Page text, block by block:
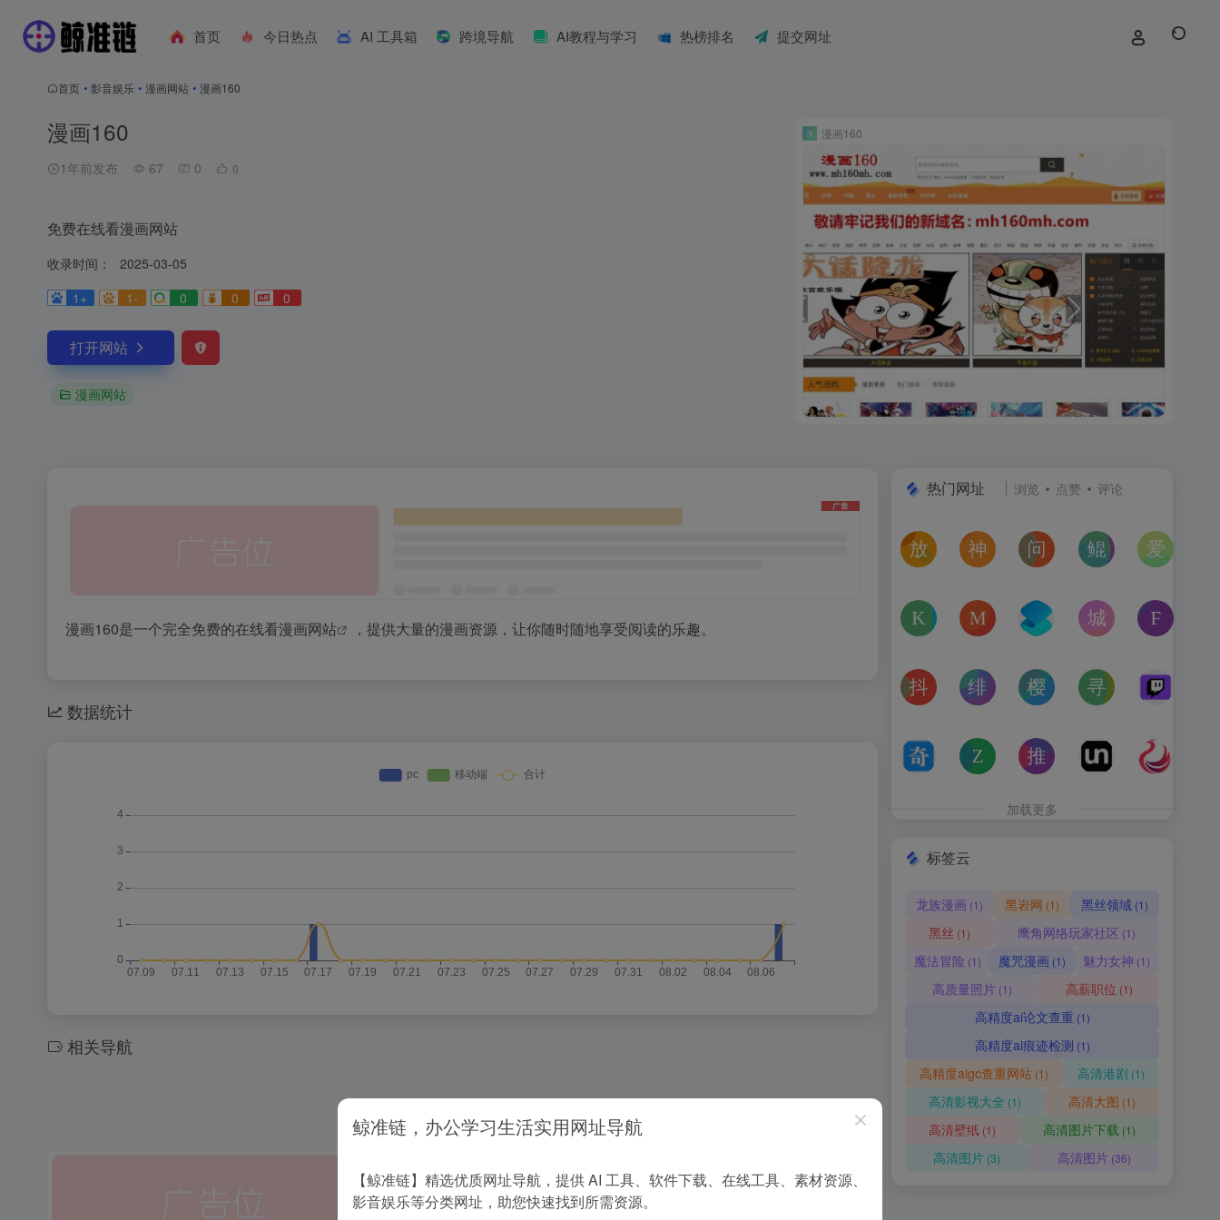
首页 今日热点 AI 工具箱 跨境导航 AI教程与学习 热榜排名 提交网址
首页 • 影音娱乐 • 漫画网站 • 漫画160
漫画160
1年前发布 67 0 0
免费在线看漫画网站
收录时间：
2025-03-05
1+
1- 0 0 0
打开网站
漫画网站
漫画160
漫画160是一个完全免费的在线看漫画网站 ，提供大量的漫画资源，让你随时随地享受阅读的乐趣。
数据统计
相关导航
热门网址 浏览 点赞 评论
放屁音乐网
在线免费下载全网MP3付费歌曲
神仙代售
神仙代售，专注于游戏账号交易平台多年
问卷星
免费使用问卷星创建问卷调查
鲲Galgame论坛
一个专注于二次元
kagurafan
游戏补丁分享网站
MCBBS
MCBBS我的世界中文论坛官网入口
转换云
转换云（
城市交通健康榜
高德地图中国主要
抖音课堂
抖音旗下综合学习平台，覆盖抖音、今日头条、西瓜视
绯月论坛
绯月是一个以动漫、游戏、音乐、绘画等为
樱之空动漫
樱之空动漫是一个专为动漫爱
寻宝天行
完美世界官方授权
奇书网
TXT电子书免费下载,TXT全集下载,小说TXT下载,全本完
Zoom Earth
Zoom Earth风暴追踪器，实时天气和卫星图
推次元
推次元a2cy.com(T站)是以
Unblast – 免费
Unblast是免费设
加载更多
标签云
龙族漫画 (1) 黑岩网 (1) 黑丝领域 (1)
黑丝 (1) 鹰角网络玩家社区 (1)
魔法冒险 (1) 魔咒漫画 (1) 魅力女神 (1)
高质量照片(1) 高薪职位 (1)
高精度ai论文查重 (1)
高精度ai痕迹检测 (1)
高精度aigc查重网站 (1) 高清港剧 (1)
高清影视大全 (1) 高清大图 (1)
高清壁纸 (1) 高清图片下载 (1)
高清图片 (3) 高清图片(36)
鲸准链，办公学习生活实用网址导航
【鲸准链】精选优质网址导航，提供 AI 工具、软件下载、在线工具、素材资源、
影音娱乐等分类网址，助您快速找到所需资源。